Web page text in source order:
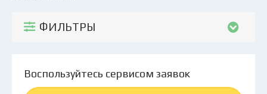
КОМПАНИЯМ
© 2026 Все права защищены
ФИЛЬТРЫ
Воспользуйтесь сервисом заявок